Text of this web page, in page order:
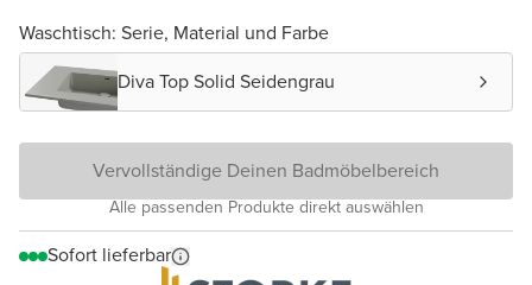
Waschtisch: Serie, Material und Farbe
Diva Top Solid Seidengrau
Vervollständige Deinen Badmöbelbereich
Alle passenden Produkte direkt auswählen
Sofort lieferbar